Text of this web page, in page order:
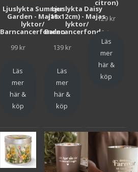
Ljuslykta Summer
Garden - Majas
lyktor/
Barncancerfonden
99 kr
Läs
mer
här &
köp
Ljuslykta Daisy
(10x12cm) - Majas
lyktor/
Barncancerfonden
139 kr
Läs
mer
här &
köp
citron)
129 kr
Läs
mer
här &
köp